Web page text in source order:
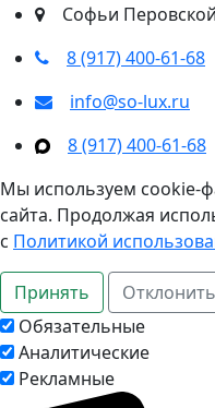
​Софьи
8 (917) 400‑61‑68
info@so-lux.ru
8 (917) 400‑61‑68
Мы используем cookie-
сайта. Продолжая
с Политикой
Принять Отклонить
Обязательные
Аналитические
Рекламные